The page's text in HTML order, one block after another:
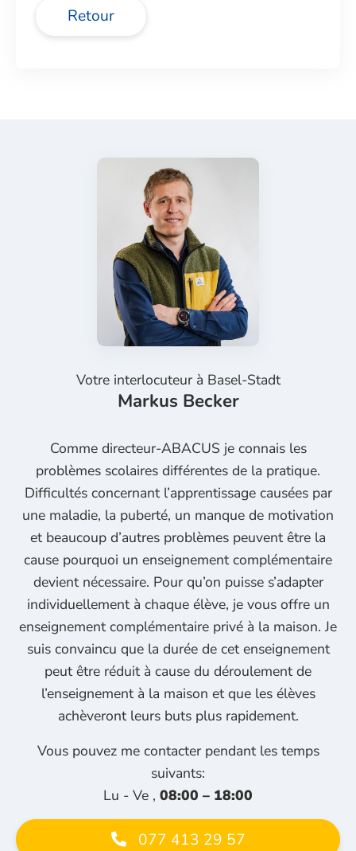
Retour
Votre interlocuteur à Basel-Stadt
Markus Becker
Comme directeur-ABACUS je connais les
problèmes scolaires différentes de la pratique.
Difficultés concernant l’apprentissage causées par
une maladie, la puberté, un manque de motivation
et beaucoup d’autres problèmes peuvent être la
cause pourquoi un enseignement complémentaire
devient nécessaire. Pour qu’on puisse s’adapter
individuellement à chaque élève, je vous offre un
enseignement complémentaire privé à la maison. Je
suis convaincu que la durée de cet enseignement
peut être réduit à cause du déroulement de
l’enseignement à la maison et que les élèves
achèveront leurs buts plus rapidement.
Vous pouvez me contacter pendant les temps
suivants:
Lu - Ve , 08:00 – 18:00
077 413 29 57